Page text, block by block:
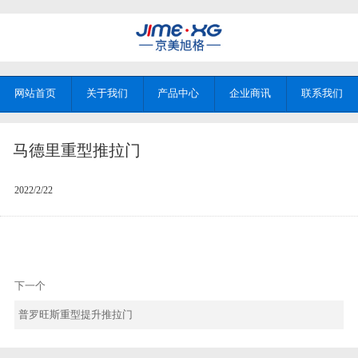
网站首页 关于我们 产品中心 企业商讯 联系我们
马德里重型推拉门
2022/2/22
下一个
普罗旺斯重型提升推拉门